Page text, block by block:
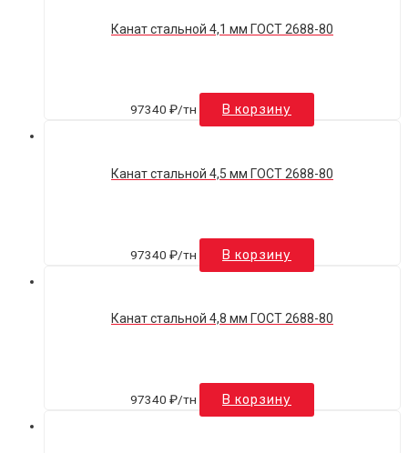
Канат стальной 4,1 мм ГОСТ 2688-80
97340 ₽/тн В корзину
Канат стальной 4,5 мм ГОСТ 2688-80
97340 ₽/тн В корзину
Канат стальной 4,8 мм ГОСТ 2688-80
97340 ₽/тн В корзину